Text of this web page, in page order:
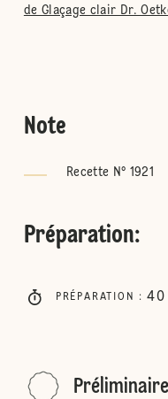
de Glaçage clair Dr.
Note
Recette N° 1921
Préparation:
PRÉPARATION : 40